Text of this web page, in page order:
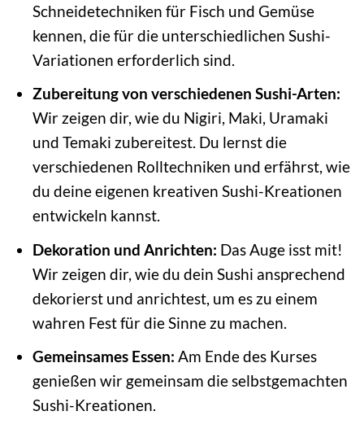
Schneidetechniken für Fisch und Gemüse
kennen, die für die unterschiedlichen Sushi-
Variationen erforderlich sind.
Zubereitung von verschiedenen Sushi-Arten:
Wir zeigen dir, wie du Nigiri, Maki, Uramaki
und Temaki zubereitest. Du lernst die
verschiedenen Rolltechniken und erfährst, wie
du deine eigenen kreativen Sushi-Kreationen
entwickeln kannst.
Dekoration und Anrichten: Das Auge isst mit!
Wir zeigen dir, wie du dein Sushi ansprechend
dekorierst und anrichtest, um es zu einem
wahren Fest für die Sinne zu machen.
Gemeinsames Essen: Am Ende des Kurses
genießen wir gemeinsam die selbstgemachten
Sushi-Kreationen.